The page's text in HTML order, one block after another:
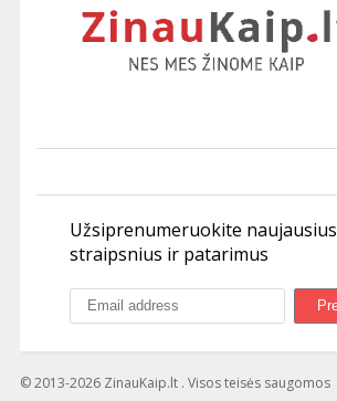
Užsiprenumeruokite naujausius
straipsnius ir patarimus
© 2013-2026 ZinauKaip.lt . Visos teisės saugomos